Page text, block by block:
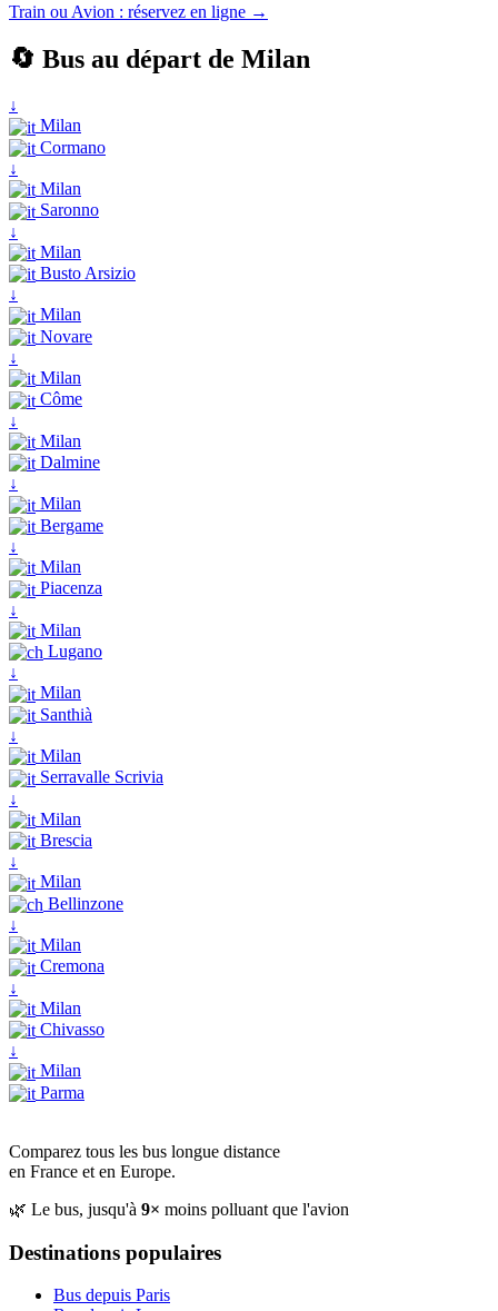
Train ou Avion : réservez en ligne →
🔄 Bus au départ de Milan
↓
Milan
Cormano
↓
Milan
Saronno
↓
Milan
Busto Arsizio
↓
Milan
Novare
↓
Milan
Côme
↓
Milan
Dalmine
↓
Milan
Bergame
↓
Milan
Piacenza
↓
Milan
Lugano
↓
Milan
Santhià
↓
Milan
Serravalle Scrivia
↓
Milan
Brescia
↓
Milan
Bellinzone
↓
Milan
Cremona
↓
Milan
Chivasso
↓
Milan
Parma
Comparez tous les bus longue distance
en France et en Europe.
🌿 Le bus, jusqu'à 9× moins polluant que l'avion
Destinations populaires
Bus depuis Paris